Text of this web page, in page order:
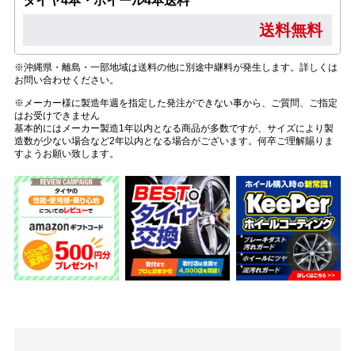
送料無料
※沖縄県・離島・一部地域は送料の他に別途中継料が発生します。詳しくは
お問い合わせください。
※メーカー様に製造年週を指定した発注ができない事から、ご質問、ご指定
はお受けできません
基本的にはメーカー製造1年以内となる商品が多数ですが、サイズにより製
造数が少ない場合など2年以内となる場合がございます。何卒ご理解賜りま
すようお願い致します。